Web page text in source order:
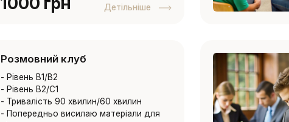
Детільніше
Розмовний клуб
- Рівень B1/B2
- Рівень B2/C1
- Тривалість 90 хвилин/60 хвилин
- Попередньо висилаю матеріали для